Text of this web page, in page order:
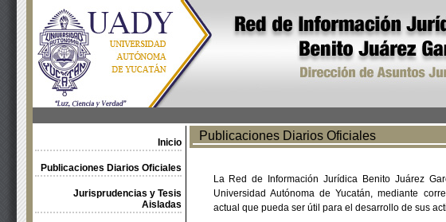
Inicio
Publicaciones Diarios Oficiales
Jurisprudencias y Tesis
Aisladas
Publicaciones Diarios Oficiales
La Red de Información Jurídica Benito Juárez
Universidad Autónoma de Yucatán, mediante
actual que pueda ser útil para el desarrollo de sus